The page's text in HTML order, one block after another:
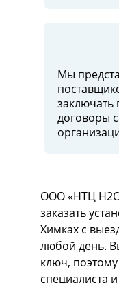
Мы
заключать
договоры
ООО «НТЦ
заказать
Химках с
любой день.
ключ, поэтому
специалиста